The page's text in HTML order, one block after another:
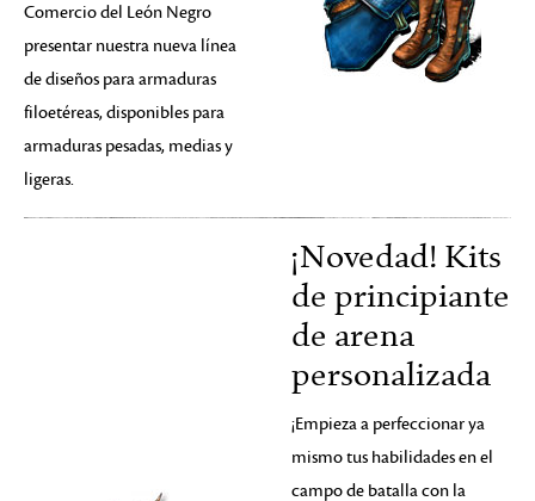
Comercio del León Negro
presentar nuestra nueva línea
de diseños para armaduras
filoetéreas, disponibles para
armaduras pesadas, medias y
ligeras.
¡Novedad! Kits
de principiante
de arena
personalizada
¡Empieza a perfeccionar ya
mismo tus habilidades en el
campo de batalla con la